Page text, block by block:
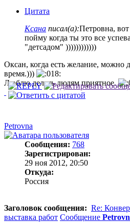
Цитата
Ксана писал(а):Петровна,
пойму когда ты это все
"детсадом" ))))))))))))
Оксан, когда есть желание, можно
время.)))
Люблю делать людям приятное.
Petrovna
Сообщения: 768
Зарегистрирован:
29 ноя 2012, 20:50
Откуда:
Россия
Заголовок сообщения: Re:
выставка работ Сообщение